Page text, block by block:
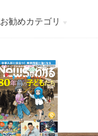
お勧めカテゴリ
投稿
学び
マンガ
電子書籍